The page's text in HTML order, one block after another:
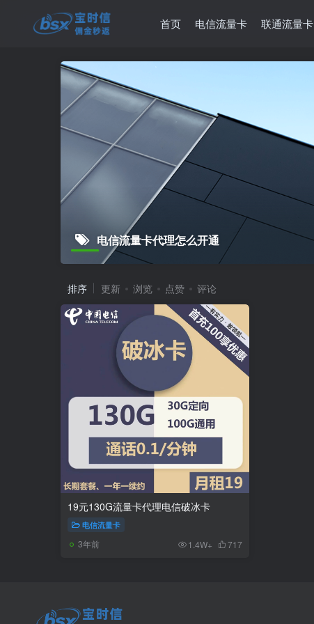
首页 电信流量卡 联通流量卡
电信流量卡代理怎么开通
排序 更新 浏览 点赞 评论
19元130G流量卡代理电信破冰卡
电信流量卡
3年前 1.4W+ 717